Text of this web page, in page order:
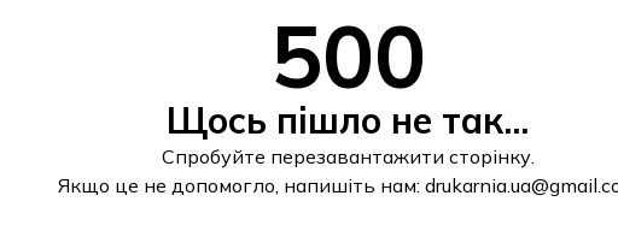
500
Щось пішло не так...
Спробуйте перезавантажити сторінку.
Якщо це не допомогло, напишіть нам: